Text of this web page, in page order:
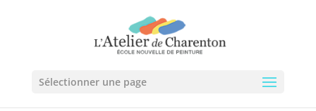
Sélectionner une page